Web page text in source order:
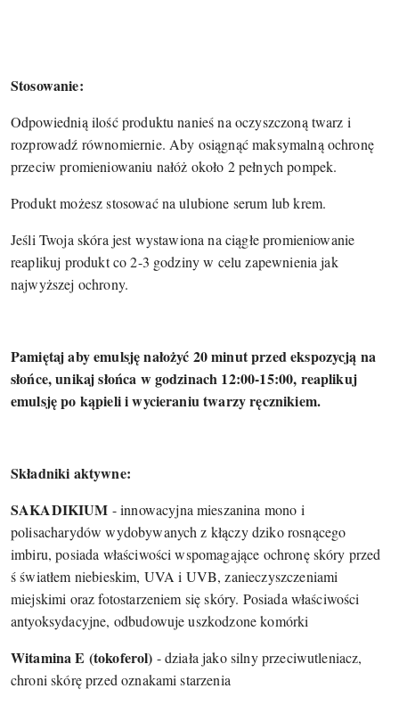
Stosowanie:
Odpowiednią ilość produktu nanieś na oczyszczoną twarz i
rozprowadź równomiernie. Aby osiągnąć maksymalną ochronę
przeciw promieniowaniu nałóż około 2 pełnych pompek.
Produkt możesz stosować na ulubione serum lub krem.
Jeśli Twoja skóra jest wystawiona na ciągłe promieniowanie
reaplikuj produkt co 2-3 godziny w celu zapewnienia jak
najwyższej ochrony.
Pamiętaj aby emulsję nałożyć 20 minut przed ekspozycją na
słońce, unikaj słońca w godzinach 12:00-15:00, reaplikuj
emulsję po kąpieli i wycieraniu twarzy ręcznikiem.
Składniki aktywne:
SAKADIKIUM - innowacyjna mieszanina mono i
polisacharydów wydobywanych z kłączy dziko rosnącego
imbiru, posiada właściwości wspomagające ochronę skóry przed
ś światłem niebieskim, UVA i UVB, zanieczyszczeniami
miejskimi oraz fotostarzeniem się skóry. Posiada właściwości
antyoksydacyjne, odbudowuje uszkodzone komórki
Witamina E (tokoferol) - działa jako silny przeciwutleniacz,
chroni skórę przed oznakami starzenia